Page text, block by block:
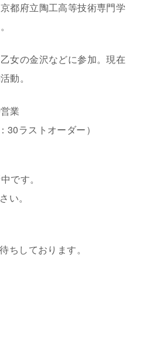
都府立陶工高等技術専門学
女の金沢などに参加。現在
動。
業
ラストオーダー）
です。
い。
ちしております。